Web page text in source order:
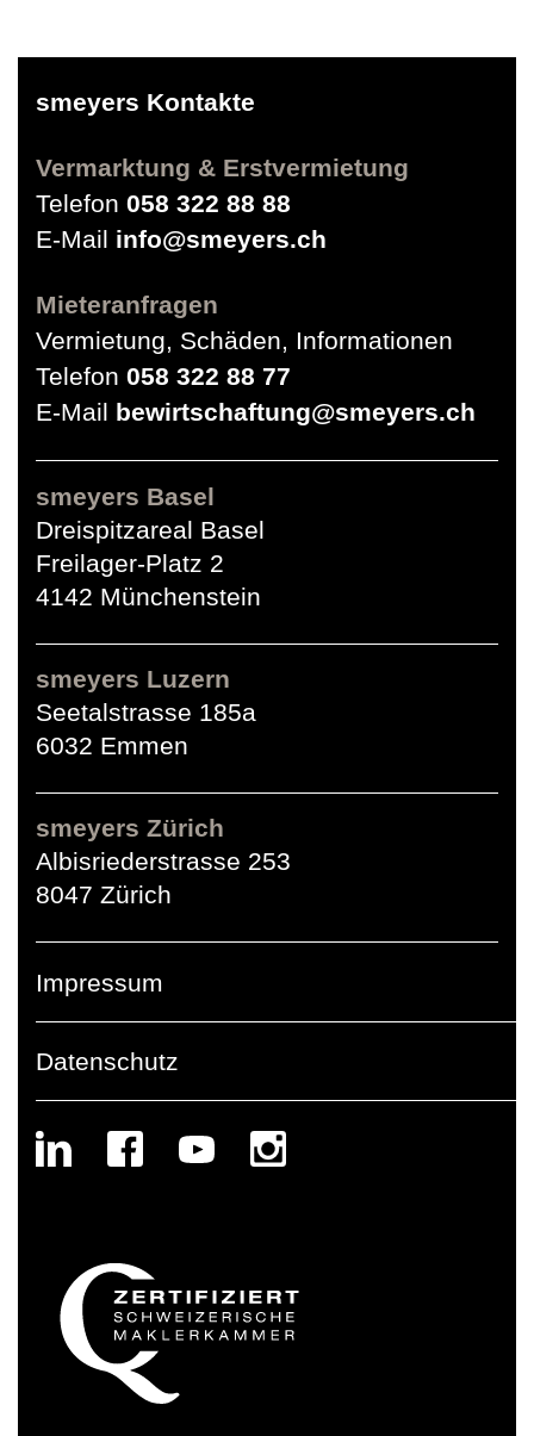
smeyers Kontakte
Vermarktung & Erstvermietung
Telefon 058 322 88 88
E-Mail info@smeyers.ch
Mieteranfragen
Vermietung, Schäden, Informationen
Telefon 058 322 88 77
E-Mail bewirtschaftung@smeyers.ch
smeyers Basel
Dreispitzareal Basel
Freilager-Platz 2
4142 Münchenstein
smeyers Luzern
Seetalstrasse 185a
6032 Emmen
smeyers Zürich
Albisriederstrasse 253
8047 Zürich
Impressum
Datenschutz